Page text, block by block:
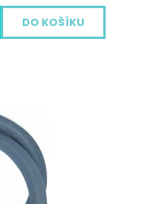
pro pračky